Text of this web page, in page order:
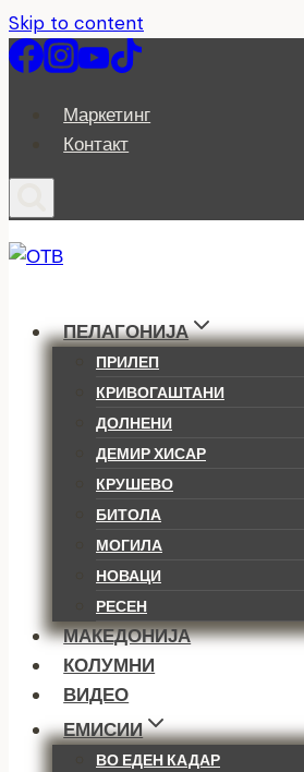
Skip to content
Маркетинг
Контакт
ПЕЛАГОНИЈА
ПРИЛЕП
КРИВОГАШТАНИ
ДОЛНЕНИ
ДЕМИР ХИСАР
КРУШЕВО
БИТОЛА
МОГИЛА
НОВАЦИ
РЕСЕН
МАКЕДОНИЈА
КОЛУМНИ
ВИДЕО
ЕМИСИИ
ВО ЕДЕН КАДАР